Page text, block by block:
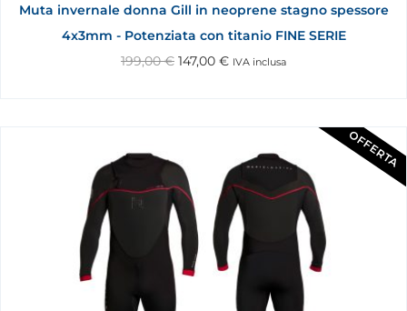
Muta invernale donna Gill in neoprene stagno spessore
4x3mm - Potenziata con titanio FINE SERIE
199,00€ 147,00 € IVA inclusa
OFFERTA